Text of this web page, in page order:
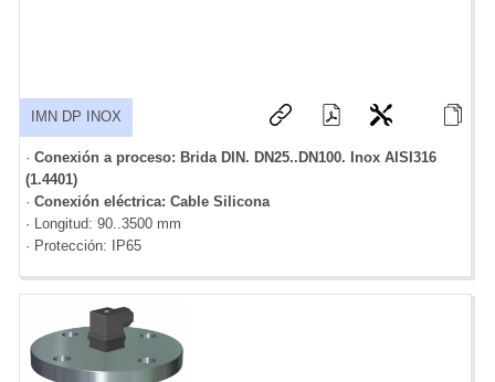
IMN DP INOX
· Conexión a proceso: Brida DIN. DN25..DN100. Inox AISI316
(1.4401)
· Conexión eléctrica: Cable Silicona
· Longitud: 90..3500 mm
· Protección: IP65